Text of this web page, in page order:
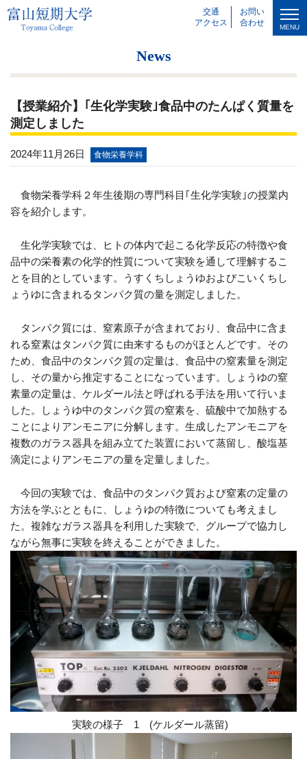
交通
アクセス
お問い
合わせ
MENU
News
【授業紹介】｢生化学実験｣食品中のたんぱく質量を
測定しました
2024年11月26日 食物栄養学科
食物栄養学科２年生後期の専門科目｢生化学実験｣の授業内
容を紹介します。
生化学実験では、ヒトの体内で起こる化学反応の特徴や食
品中の栄養素の化学的性質について実験を通して理解するこ
とを目的としています。うすくちしょうゆおよびこいくちし
ょうゆに含まれるタンパク質の量を測定しました。
タンパク質には、窒素原子が含まれており、食品中に含ま
れる窒素はタンパク質に由来するものがほとんどです。その
ため、食品中のタンパク質の定量は、食品中の窒素量を測定
し、その量から推定することになっています。しょうゆの窒
素量の定量は、ケルダール法と呼ばれる手法を用いて行いま
した。しょうゆ中のタンパク質の窒素を、硫酸中で加熱する
ことによりアンモニアに分解します。生成したアンモニアを
複数のガラス器具を組み立てた装置において蒸留し、酸塩基
滴定によりアンモニアの量を定量しました。
今回の実験では、食品中のタンパク質および窒素の定量の
方法を学ぶとともに、しょうゆの特徴についても考えまし
た。複雑なガラス器具を利用した実験で、グループで協力し
ながら無事に実験を終えることができました。
実験の様子 1 (ケルダール蒸留)